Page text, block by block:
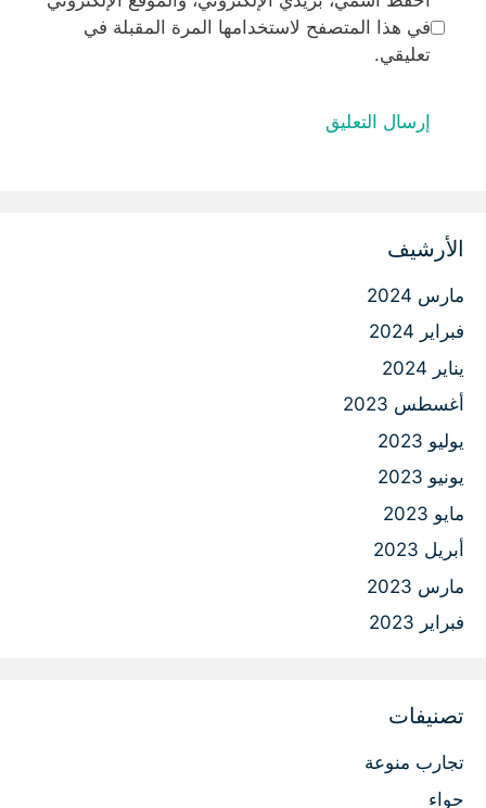
في هذا المتصفح لاستخدامها المرة المقبلة في
تعليقي.
الأرشيف
مارس 2024
فبراير 2024
يناير 2024
أغسطس 2023
يوليو 2023
يونيو 2023
مايو 2023
أبريل 2023
مارس 2023
فبراير 2023
تصنيفات
تجارب منوعة
حواء